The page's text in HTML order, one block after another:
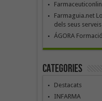
Farmaguia.net
dels seus serveis
ÁGORA
Categories
Destacats
INFARMA